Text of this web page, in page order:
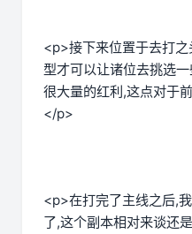
<p>接下来位置于去打
型才可以让诸位去挑选
很大量的红利,这点对于
</p>
<p>在打完了主线之后,
了,这个副本相对来谈还